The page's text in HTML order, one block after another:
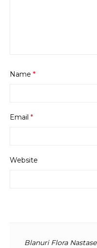
Name *
Email *
Website
Blanuri Flora Nastase